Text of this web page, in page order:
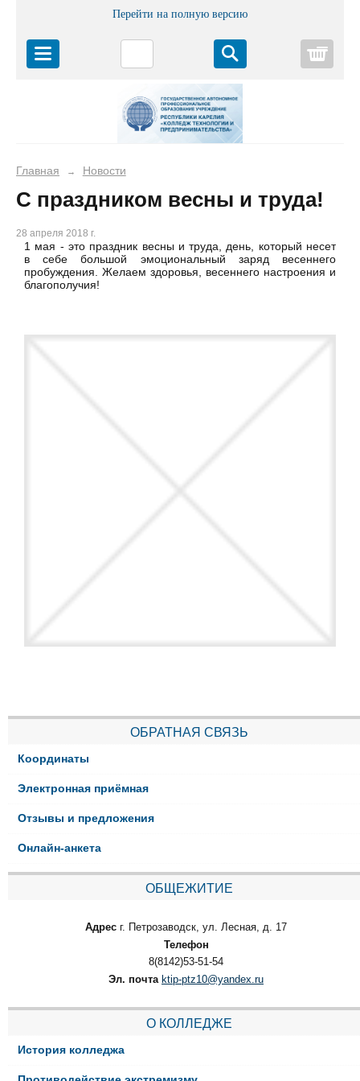
Перейти на полную версию
Главная → Новости
С праздником весны и труда!
28 апреля 2018 г.
1 мая - это праздник весны и труда, день, который несет
в себе большой эмоциональный заряд весеннего
пробуждения. Желаем здоровья, весеннего настроения и
благополучия!
ОБРАТНАЯ СВЯЗЬ
Координаты
Электронная приёмная
Отзывы и предложения
Онлайн-анкета
ОБЩЕЖИТИЕ
Адрес г. Петрозаводск, ул. Лесная, д. 17
Телефон
8(8142)53-51-54
Эл. почта ktip-ptz10@yandex.ru
О КОЛЛЕДЖЕ
История колледжа